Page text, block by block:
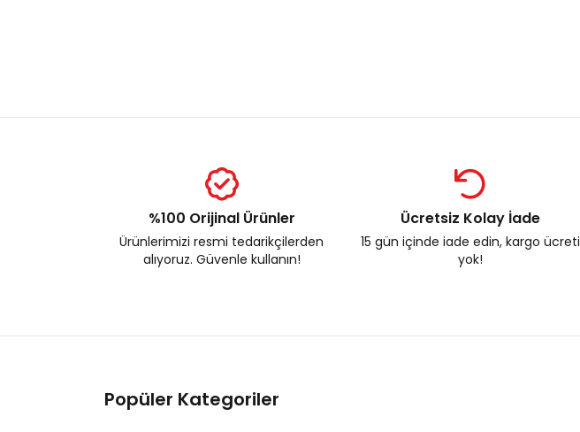
%100 Orijinal Ürünler
Ürünlerimizi resmi tedarikçilerden
alıyoruz. Güvenle kullanın!
Ücretsiz Kolay İade
15 gün içinde iade edin, kargo ücreti
yok!
Popüler Kategoriler